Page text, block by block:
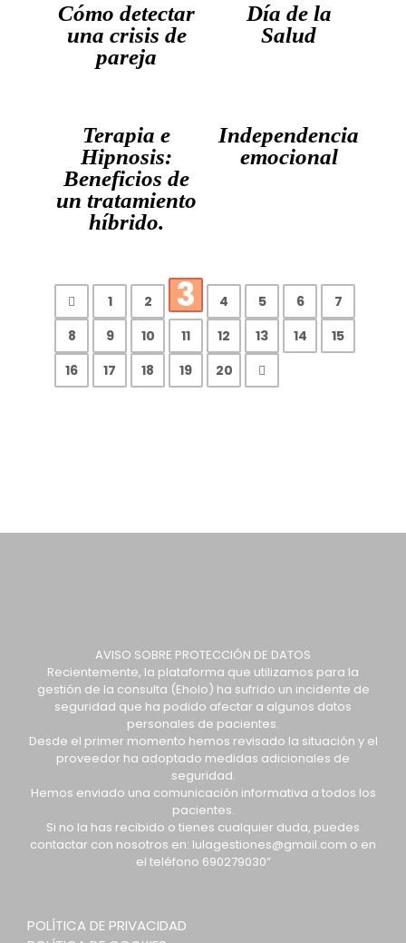
Cómo detectar
una crisis de
pareja
Día de la
Salud
Terapia e
Hipnosis:
Beneficios de
un tratamiento
híbrido.
Independencia
emocional
1 2 3 4 5 6
7
8
9 10 11 12 13 14
15
16
17 18 19 20
AVISO SOBRE PROTECCIÓN DE DATOS
Recientemente, la plataforma que utilizamos para la
gestión de la consulta (Eholo) ha sufrido un incidente de
seguridad que ha podido afectar a algunos datos
personales de pacientes.
Desde el primer momento hemos revisado la situación y el
proveedor ha adoptado medidas adicionales de
seguridad.
Hemos enviado una comunicación informativa a todos los
pacientes.
Si no la has recibido o tienes cualquier duda, puedes
contactar con nosotros en: lulagestiones@gmail.com o en
el teléfono 690279030”
POLÍTICA DE PRIVACIDAD